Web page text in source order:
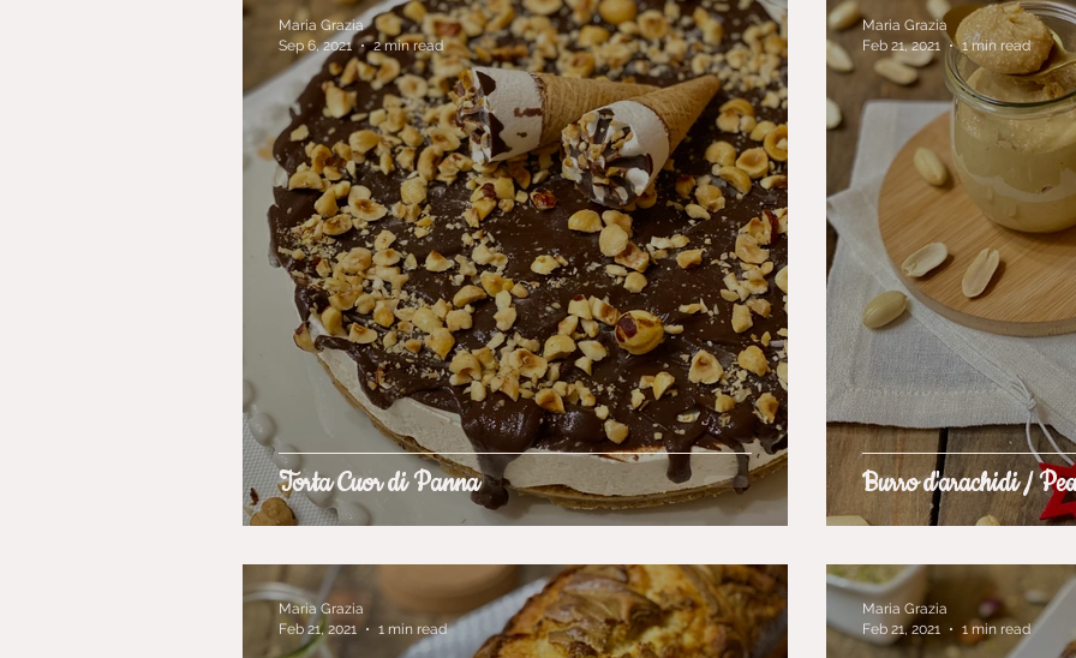
Torta Cuor di Panna
Maria Grazia
Sep 6, 2021
2 min read
Burro d'arachidi /
Maria Grazia
Feb 21, 2021
1 min read
Maria Grazia
Feb 21, 2021
1 min read
Maria Grazia
Feb 21, 2021
1 min read